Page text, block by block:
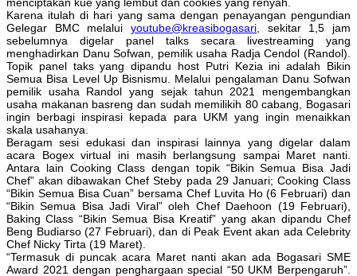
Karena itulah di hari yang sama dengan penayangan pengundian
Gelegar BMC melalui youtube@kreasibogasari , sekitar 1,5 jam
sebelumnya digelar panel talks secara livestreaming yang
menghadirkan Danu Sofwan, pemilik usaha Radja Cendol (Randol).
Topik panel taks yang dipandu host Putri Kezia ini adalah Bikin
Semua Bisa Level Up Bisnismu. Melalui pengalaman Danu Sofwan
pemilik usaha Randol yang sejak tahun 2021 mengembangkan
usaha makanan basreng dan sudah memilikih 80 cabang, Bogasari
ingin berbagi inspirasi kepada para UKM yang ingin menaikkan
skala usahanya.
Beragam sesi edukasi dan inspirasi lainnya yang digelar dalam
acara Bogex virtual ini masih berlangsung sampai Maret nanti.
Antara lain Cooking Class dengan topik “Bikin Semua Bisa Jadi
Chef” akan dibawakan Chef Steby pada 29 Januari; Cooking Class
“Bikin Semua Bisa Cuan” bersama Chef Luvita Ho (6 Februari) dan
“Bikin Semua Bisa Jadi Viral” oleh Chef Daehoon (19 Februari),
Baking Class “Bikin Semua Bisa Kreatif” yang akan dipandu Chef
Beng Budiarso (27 Februari), dan di Peak Event akan ada Celebrity
Chef Nicky Tirta (19 Maret).
“Termasuk di puncak acara Maret nanti akan ada Bogasari SME
Award 2021 dengan penghargaan special “50 UKM Berpengaruh”.